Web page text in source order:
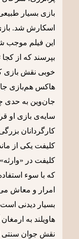
بازی بسیار
اسکارش شد.
این فیلم موجب
بپرسند که از کجا
خوبی نقش بازی
هاکس هم‌بازی
جان‌وین به حدی
سایه‌ی بازی او
کارگردانان
کلیفت یکی از
کلیفت در
که با سوء
امرار و معاش
بسیار دیدنی
هاویلند به
نقش جوان سنتی